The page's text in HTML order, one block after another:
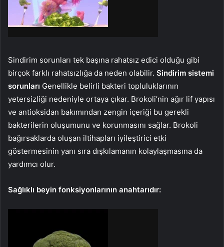
Sindirim sorunları tek başına rahatsız edici olduğu gibi
birçok farklı rahatsızlığa da neden olabilir. Sindirim sistemi
sorunları Genellikle belirli bakteri topluluklarının
yetersizliği nedeniyle ortaya çıkar. Brokoli’nin ağır lif yapısı
ve antioksidan bakımından zengin içeriği bu gerekli
bakterilerin oluşumunu ve korunmasını sağlar. Brokoli
bağırsaklarda oluşan iltihapları iyileştirici etki
göstermesinin yanı sıra dışkılamanın kolaylaşmasına da
yardımcı olur.
Sağlıklı beyin fonksiyonlarının anahtarıdır: